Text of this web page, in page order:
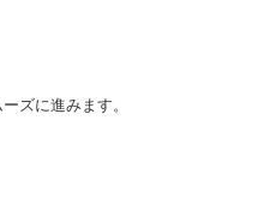
ズに進みます。